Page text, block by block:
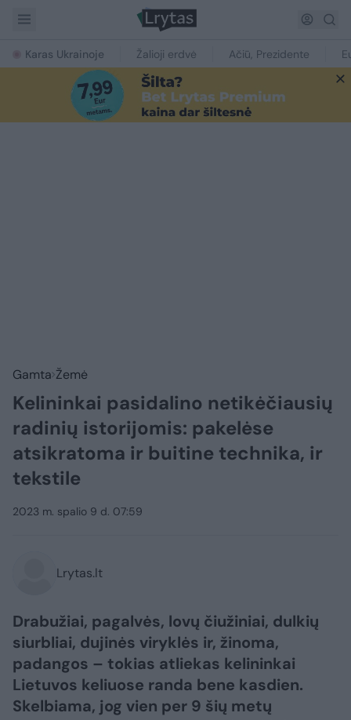
Karas Ukrainoje Žalioji erdvė Ačiū, Prezidente
Gamta Žemė
Kelininkai pasidalino netikėčiausių
radinių istorijomis: pakelėse
atsikratoma ir buitine technika, ir
tekstile
2023 m. spalio 9 d. 07:59
Lrytas.lt
​Drabužiai, pagalvės, lovų čiužiniai, dulkių
siurbliai, dujinės viryklės ir, žinoma,
padangos – tokias atliekas kelininkai
Lietuvos keliuose randa bene kasdien.
Skelbiama, jog vien per 9 šių metų